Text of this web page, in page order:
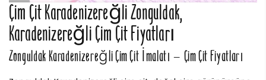
Çim Çit Karadenizereğli Zonguldak,
Karadenizereğli Çim Çit Fiyatları
Zonguldak Karadenizereğli Çim Çit İmalatı – Çim Çit Fiyatları